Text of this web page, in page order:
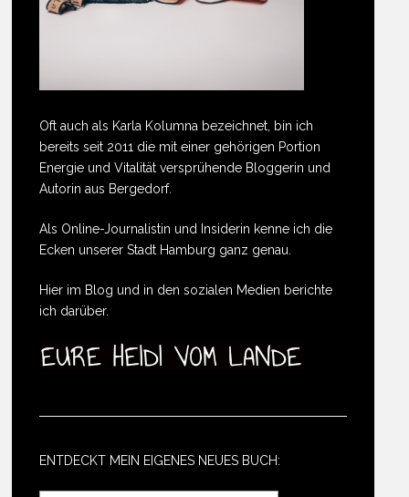
Oft auch als Karla Kolumna bezeichnet, bin ich
bereits seit 2011 die mit einer gehörigen Portion
Energie und Vitalität versprühende Bloggerin und
Autorin aus Bergedorf.
Als Online-Journalistin und Insiderin kenne ich die
Ecken unserer Stadt Hamburg ganz genau.
Hier im Blog und in den sozialen Medien berichte
ich darüber.
ENTDECKT MEIN EIGENES NEUES BUCH: